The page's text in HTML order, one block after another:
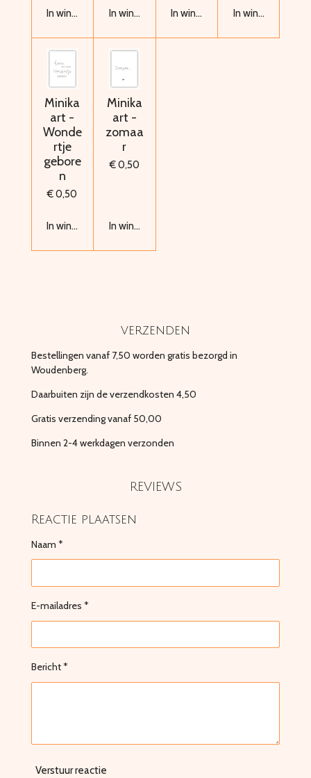
In winkelwagenIn winkelwagenIn winkelwagenIn winkelwagen
Minika
art -
Wonde
rtje
gebore
n
€ 0,50
In winkelwagen
Minika
art -
zomaa
r
€ 0,50
In winkelwagen
verzenden
Bestellingen vanaf 7,50 worden gratis bezorgd in
Woudenberg.
Daarbuiten zijn de verzendkosten 4,50
Gratis verzending vanaf 50,00
Binnen 2-4 werkdagen verzonden
REVIEWS
Reactie plaatsen
Naam *
E-mailadres *
Bericht *
Verstuur reactie